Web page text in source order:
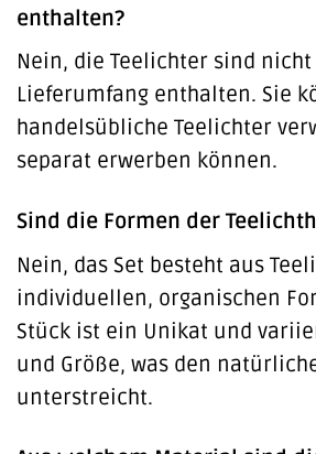
enthalten?
Nein, die Teelichter sind
Lieferumfang enthalten. Sie
handelsübliche Teelichter
separat erwerben können.
Sind die Formen der
Nein, das Set besteht aus
individuellen, organischen
Stück ist ein Unikat und
und Größe, was den
unterstreicht.